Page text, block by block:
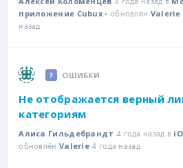
приложение Cubux • обновлён Valerie
назад
ОШИБКИ
Не отображается верный
категориям
Алиса Гильдебрандт 4 года назад в
обновлён Valerie 4 года назад